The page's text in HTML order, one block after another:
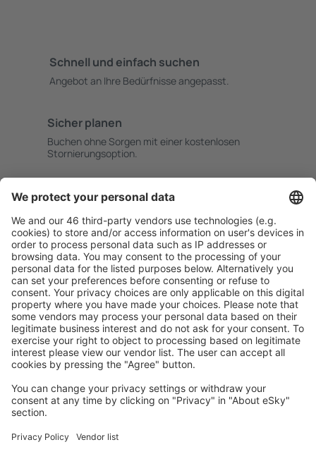
Schnell und einfach suchen
Angebot an Ihre Bedürfnisse angepasst.
Sicher planen
Buchen ohne Sorgen mit einer kostenlosen
Stornierungsoption.
Attraktive Preise und Spezialangebote für eingeloggte
Benutzer.
Unterkünfte, die Sie mögen
Wählen Sie aus über 1,3 Millionen Unterkünften: Hotels,
Hütten, Apartments und andere.
Meist gesuchte Unterkünfte von eSky Nutzern
Unterkünfte in Spanien - Beliebte Städte
Unterkunft in Mijas Unterkunft in Madrid